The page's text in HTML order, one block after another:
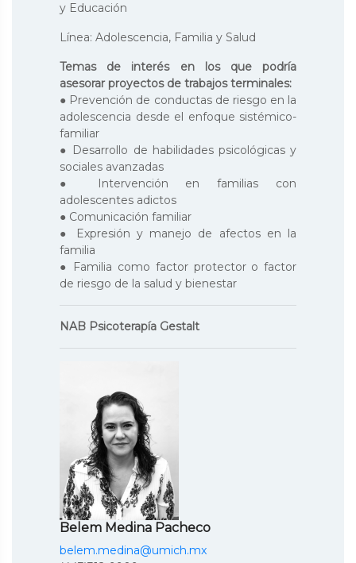
y Educación
Línea: Adolescencia, Familia y Salud
Temas de interés en los que podría
asesorar proyectos de trabajos terminales:
● Prevención de conductas de riesgo en la
adolescencia desde el enfoque sistémico-
familiar
● Desarrollo de habilidades psicológicas y
sociales avanzadas
● Intervención en familias con
adolescentes adictos
● Comunicación familiar
● Expresión y manejo de afectos en la
familia
● Familia como factor protector o factor
de riesgo de la salud y bienestar
NAB Psicoterapía Gestalt
Belem Medina Pacheco
belem.medina@umich.mx